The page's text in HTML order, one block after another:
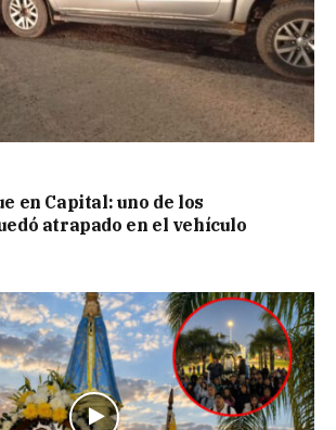
en Capital: uno de los
atrapado en el vehículo